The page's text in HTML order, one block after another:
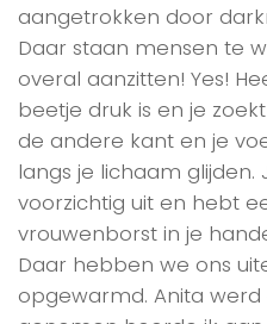
aangetrokken door
Daar staan mensen te
overal aanzitten! Yes!
beetje druk is en je
de andere kant en je
langs je lichaam glijden.
voorzichtig uit en hebt
vrouwenborst in je
Daar hebben we ons
opgewarmd. Anita